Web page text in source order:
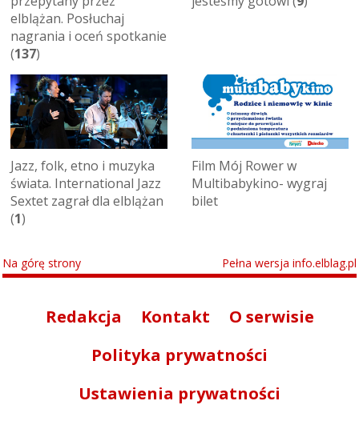
elblążan. Posłuchaj
nagrania i oceń spotkanie
(137)
Jazz, folk, etno i muzyka
świata. International Jazz
Sextet zagrał dla elblążan
(1)
Film Mój Rower w
Multibabykino- wygraj
bilet
Na górę strony Pełna wersja info.elblag.pl
Redakcja Kontakt
O serwisie
Polityka prywatności
Ustawienia prywatności